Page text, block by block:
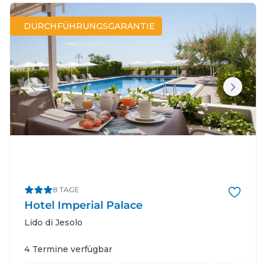
DURCHFÜHRUNGSGARANTIE
8 TAGE
Hotel Imperial Palace
Lido di Jesolo
4 Termine verfügbar